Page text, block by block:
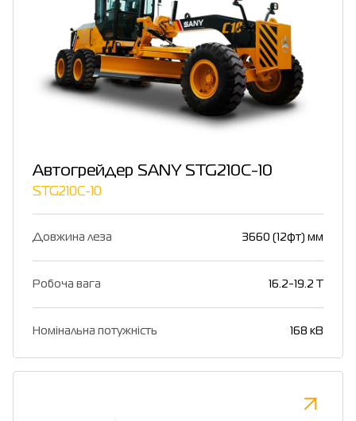
Автогрейдер SANY STG210C-10
STG210C-10
Довжина леза 3660 (12фт) мм
Робоча вага 16.2-19.2 T
Номінальна потужність 168 кВ